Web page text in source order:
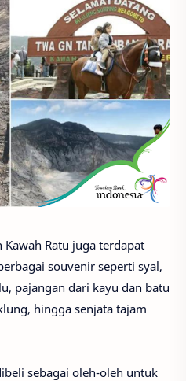
Ratu juga terdapat
souvenir seperti syal,
pajangan dari kayu dan batu
hingga senjata tajam
sebagai oleh-oleh untuk